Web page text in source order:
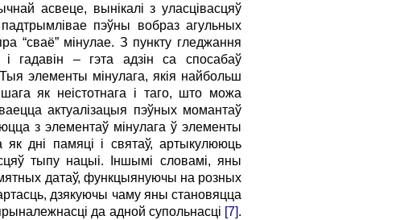
асвеце, вынікалі з уласцівасцяў
пэўны вобраз агульных
“сваё” мінулае. З пункту гледжання
і гадавін – гэта адзін са спосабаў
элементы мінулага, якія найбольш
як неістотнага і таго, што можа
актуалізацыя пэўных момантаў
з элементаў мінулага ў элементы
дні памяці і святаў, артыкулююць
тыпу нацыі. Іншымі словамі, яны
датаў, функцыянуючы на розных
дзякуючы чаму яны становяцца
да адной супольнасці [7].